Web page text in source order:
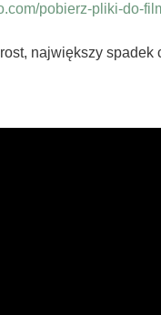
pobierz-pliki-do-
największy spadek